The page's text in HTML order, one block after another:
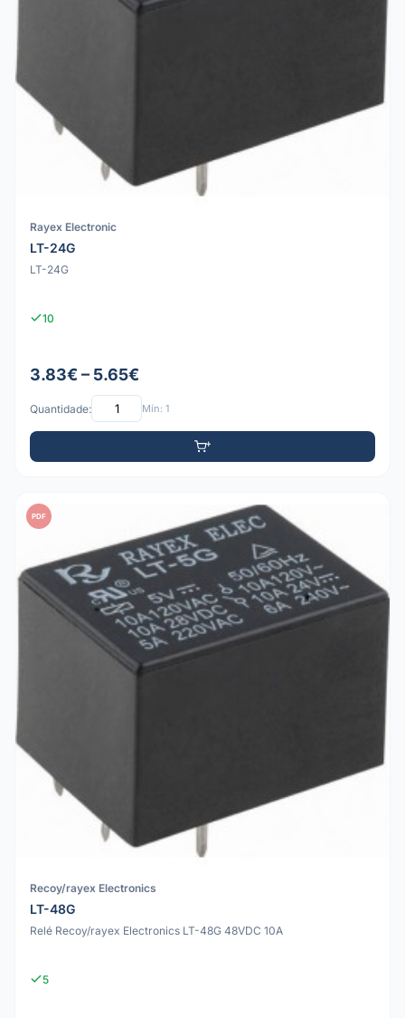
Rayex Electronic
LT-24G
LT-24G
10
3.83€ – 5.65€
Quantidade: Mín: 1
PDF
Recoy/rayex Electronics
LT-48G
Relé Recoy/rayex Electronics LT-48G 48VDC 10A
5